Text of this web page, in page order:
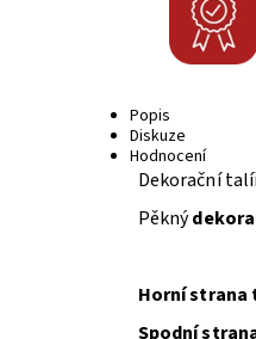
Popis
Diskuze
Hodnocení
Dekorační
Pěkný
Horní strana
Spodní